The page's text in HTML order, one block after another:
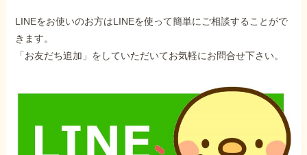
LINEをお使いのお方はLINEを使って簡単にご相談することがで
きます。
「お友だち追加」をしていただいてお気軽にお問合せ下さい。